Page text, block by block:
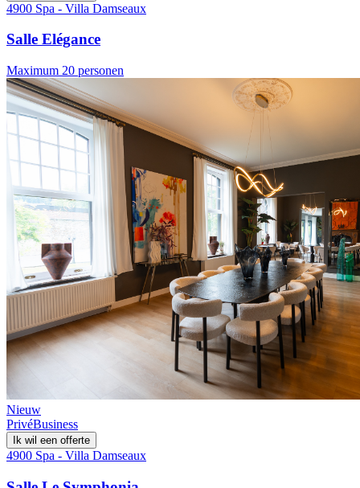
4900 Spa - Villa Damseaux
Salle Elégance
Maximum 20 personen
Nieuw
PrivéBusiness
Ik wil een offerte
4900 Spa - Villa Damseaux